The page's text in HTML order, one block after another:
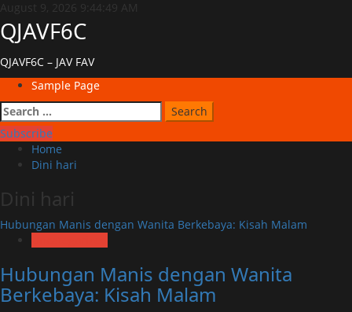
Skip
to
content
August 9, 2026 9:44:49 AM
QJAVF6C
QJAVF6C – JAV FAV
Primary
Menu
Sample Page
Search
for:
Subscribe
Home
Dini hari
Dini hari
Hubungan Manis dengan Wanita Berkebaya: Kisah Malam
Hubungan Manis dengan Wanita
Berkebaya: Kisah Malam